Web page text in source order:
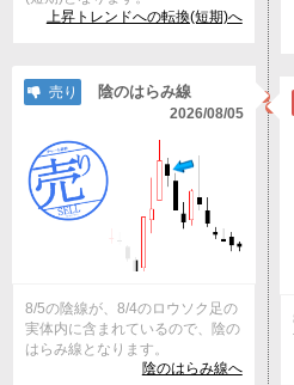
上昇トレンドへの転換(短期)へ
売り 陰のはらみ線
2026/08/05
8/5の陰線が、8/4のロウソク足の
実体内に含まれているので、陰の
はらみ線となります。
陰のはらみ線へ